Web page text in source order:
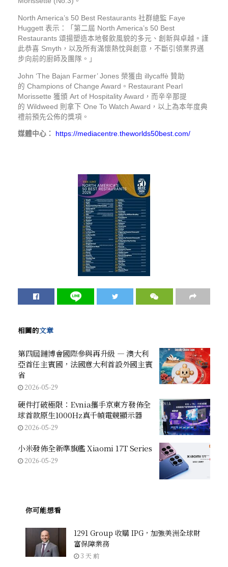
North America’s 50 Best Restaurants 社群總監 Faye
Huggett 表示：「第二屆 North America’s 50 Best
Restaurants 頌揚塑造本地餐飲風貌的多元、創新與卓越。謹
此恭喜 Smyth，以及所有滿懷熱忱與創意，不斷引領業界邁
步向前的廚師及團隊。」
John ‘The Bajan Farmer’ Jones 榮獲由 illycaffè 贊助
的 Champions of Change Award。Restaurant Pearl
Morissette 獲頒 Art of Hospitality Award，而辛辛那提
的 Wildweed 則拿下 One To Watch Award，以上為本年度典
禮前預先公佈的獎項。
媒體中心： https://mediacentre.theworlds50best.com/
相關的文章
第四屆鏈博會國際參與再升級 — 澳大利
亞首任主賓國，法國意大利首設外國主賓
省
2026-05-29
硬件打破極限：Evnia攜手京東方發佈全
球首款原生1000Hz真千幀電競顯示器
2026-05-29
小米發佈全新準旗艦 Xiaomi 17T Series
2026-05-29
你可能想看
1291 Group 收購 IPG，加強美洲全球財
富保障業務
3 天 前